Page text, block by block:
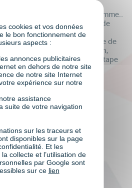
pédagogiques,
responsable de programme…
tous nos experts afin de
projet de formation ! De
de financement à la remise de
par le suivi de votre formation,
est là pour vous à chaque étape
cookies et vos données
le bon fonctionnement de
aspects :
annonces publicitaires
en dehors de notre site
de notre site Internet
expérience sur notre
assistance
suite de votre navigation
sur les traceurs et
disponibles sur la page
Et les
collecte et l’utilisation de
par Google sont
sur ce lien